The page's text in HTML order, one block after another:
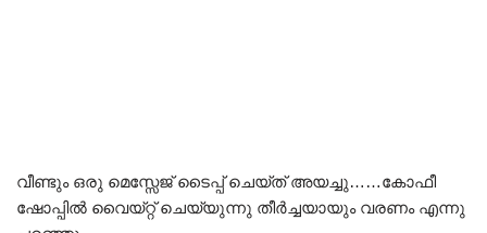
വീണ്ടും ഒരു മെസ്സേജ് ടൈപ്പ് ചെയ്ത് അയച്ചു……കോഫീ
ഷോപ്പിൽ വൈയ്റ്റ് ചെയ്യുന്നു തീർച്ചയായും വരണം എന്നു